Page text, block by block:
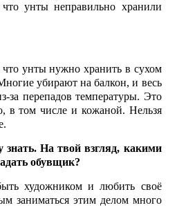
унты неправильно хранили
унты нужно хранить в сухом
убирают на балкон, и весь
за перепадов температуры. Это
в том числе и кожаной. Нельзя
знать. На твой взгляд, какими
обувщик?
художником и любить своё
заниматься этим делом много